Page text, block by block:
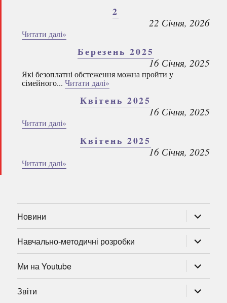
2
22 Січня, 2026
Читати далі»
Березень 2025
16 Січня, 2025
Які безоплатні обстеження можна пройти у
сімейного... Читати далі»
Квітень 2025
16 Січня, 2025
Читати далі»
Квітень 2025
16 Січня, 2025
Читати далі»
Новини
підменю
Навчально-методичні розробки
підменю
Ми на Youtube
підменю
Звіти
підменю